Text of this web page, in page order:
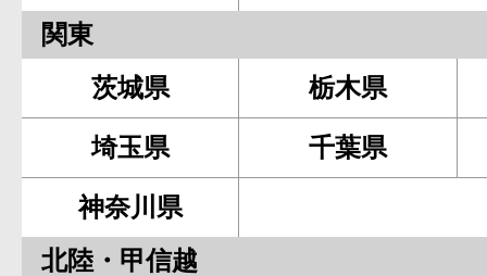
関東
茨城県
栃木県
埼玉県 千葉県
神奈川県
北陸・甲信越